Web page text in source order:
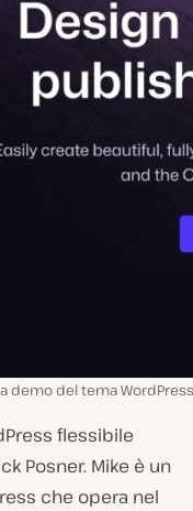
demo del tema
flessibile
Posner. Mike è un
che opera nel